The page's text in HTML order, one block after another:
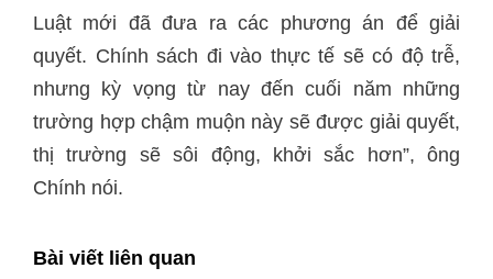
Luật mới đã đưa ra các phương án để giải
quyết. Chính sách đi vào thực tế sẽ có độ trễ,
nhưng kỳ vọng từ nay đến cuối năm những
trường hợp chậm muộn này sẽ được giải quyết,
thị trường sẽ sôi động, khởi sắc hơn”, ông
Chính nói.
Bài viết liên quan